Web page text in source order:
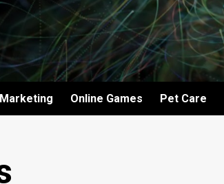
Marketing Online Games Pet Care